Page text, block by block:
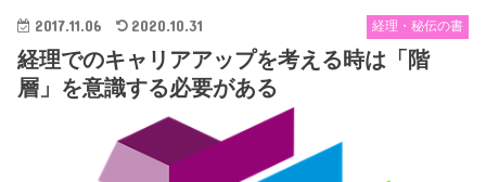
経理・秘伝の書
2017.11.06 2020.10.31
経理でのキャリアアップを考える時は「階
層」を意識する必要がある